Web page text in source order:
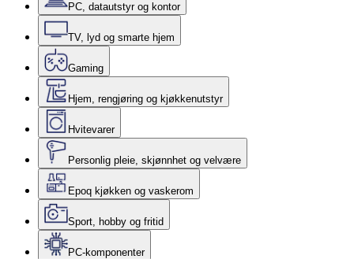
PC, datautstyr og kontor
TV, lyd og smarte hjem
Gaming
Hjem, rengjøring og kjøkkenutstyr
Hvitevarer
Personlig pleie, skjønnhet og velvære
Epoq kjøkken og vaskerom
Sport, hobby og fritid
PC-komponenter